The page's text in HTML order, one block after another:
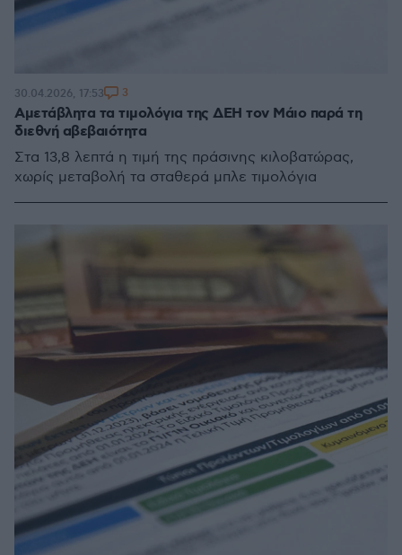
Αμετάβλητα τα τιμολόγια της ΔΕΗ τον Μάιο παρά τη
διεθνή αβεβαιότητα
Στα 13,8 λεπτά η τιμή της πράσινης κιλοβατώρας,
χωρίς μεταβολή τα σταθερά μπλε τιμολόγια
30.04.2026, 17:53 3